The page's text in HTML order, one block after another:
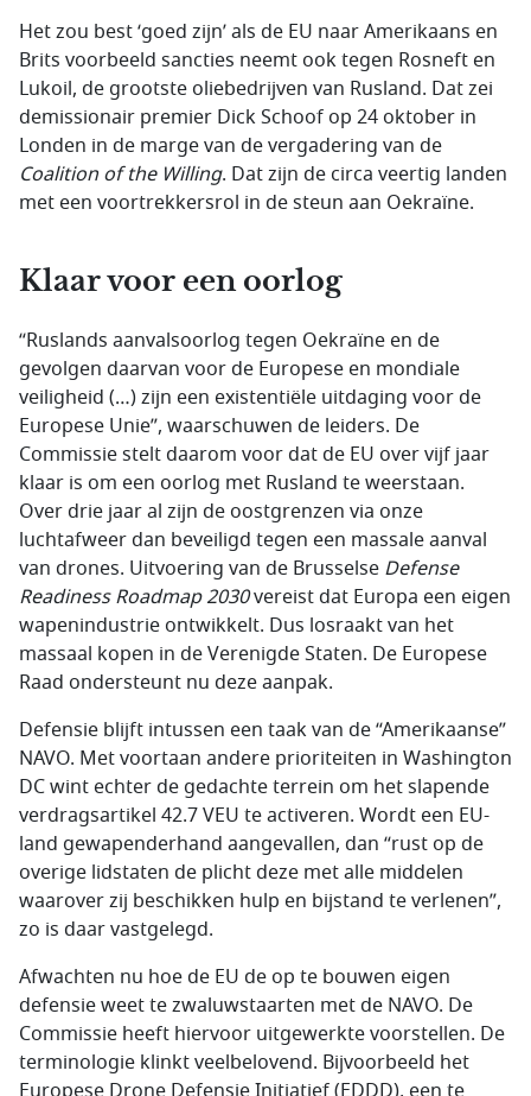
Het zou best ‘goed zijn’ als de EU naar Amerikaans en
Brits voorbeeld sancties neemt ook tegen Rosneft en
Lukoil, de grootste oliebedrijven van Rusland. Dat zei
demissionair premier Dick Schoof op 24 oktober in
Londen in de marge van de vergadering van de
Coalition of the Willing. Dat zijn de circa veertig landen
met een voortrekkersrol in de steun aan Oekraïne.
Klaar voor een oorlog
“Ruslands aanvalsoorlog tegen Oekraïne en de
gevolgen daarvan voor de Europese en mondiale
veiligheid (…) zijn een existentiële uitdaging voor de
Europese Unie”, waarschuwen de leiders. De
Commissie stelt daarom voor dat de EU over vijf jaar
klaar is om een oorlog met Rusland te weerstaan.
Over drie jaar al zijn de oostgrenzen via onze
luchtafweer dan beveiligd tegen een massale aanval
van drones. Uitvoering van de Brusselse Defense
Readiness Roadmap 2030vereist dat Europa een eigen
wapenindustrie ontwikkelt. Dus losraakt van het
massaal kopen in de Verenigde Staten. De Europese
Raad ondersteunt nu deze aanpak.
Defensie blijft intussen een taak van de “Amerikaanse”
NAVO. Met voortaan andere prioriteiten in Washington
DC wint echter de gedachte terrein om het slapende
verdragsartikel 42.7 VEU te activeren. Wordt een EU-
land gewapenderhand aangevallen, dan “rust op de
overige lidstaten de plicht deze met alle middelen
waarover zij beschikken hulp en bijstand te verlenen”,
zo is daar vastgelegd.
Afwachten nu hoe de EU de op te bouwen eigen
defensie weet te zwaluwstaarten met de NAVO. De
Commissie heeft hiervoor uitgewerkte voorstellen. De
terminologie klinkt veelbelovend. Bijvoorbeeld het